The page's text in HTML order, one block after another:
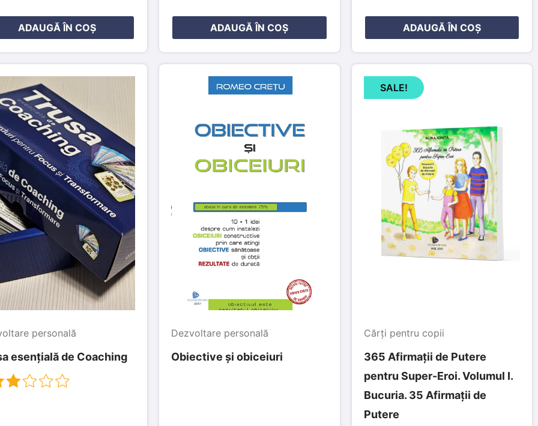
ADAUGĂ ÎN COȘ ADAUGĂ ÎN COȘ ADAUGĂ ÎN COȘ
personală
esențială de Coaching
Dezvoltare personală
Obiective și obiceiuri
SALE!
Cărți pentru copii
365 Afirmații de Putere
pentru Super-Eroi. Volumul I.
Bucuria. 35 Afirmații de
Putere